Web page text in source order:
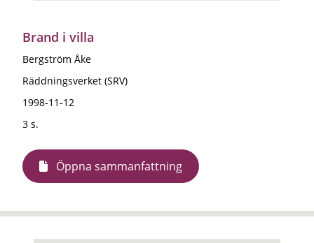
Brand i villa
Bergström Åke
Räddningsverket (SRV)
1998-11-12
3 s.
Öppna sammanfattning